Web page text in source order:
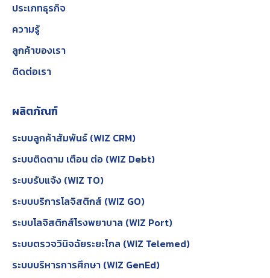
ประเภทธุรกิจ
ความรู้
ลูกค้าของเรา
ติดต่อเรา
ผลิตภัณฑ์
ระบบลูกค้าสัมพันธ์ (WIZ CRM)
ระบบติดตาม เตือน ต่อ (WIZ Debt)
ระบบรับแจ้ง (WIZ TO)
ระบบบริการโลจิสติกส์ (WIZ GO)
ระบบโลจิสติกส์โรงพยาบาล (WIZ Port)
ระบบตรวจวินิจฉัยระยะไกล (WIZ Telemed)
ระบบบริหารการศึกษา (WIZ GenEd)